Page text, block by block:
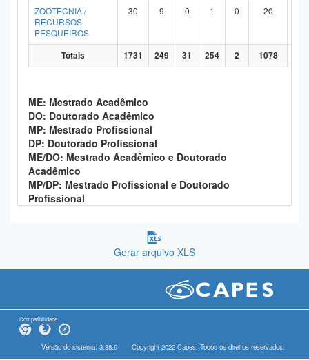
ZOOTECNIA /
RECURSOS
PESQUEIROS
30 9 0 1 0 20
Totais 1731 249 31 254 2 1078
ME: Mestrado Acadêmico
DO: Doutorado Acadêmico
MP: Mestrado Profissional
DP: Doutorado Profissional
ME/DO: Mestrado Acadêmico e Doutorado
Acadêmico
MP/DP: Mestrado Profissional e Doutorado
Profissional
Gerar arquivo XLS
Compatibilidade
Versão do sistema: 3.88.9 Copyright 2022 Capes. Todos os direitos reservados.